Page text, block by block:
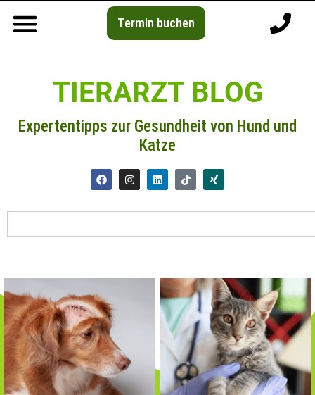
Termin buchen
TIERARZT BLOG
Expertentipps zur Gesundheit von Hund und
Katze